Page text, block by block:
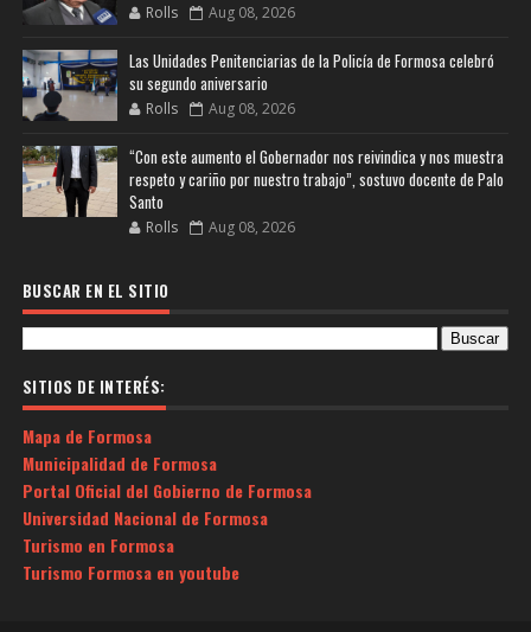
Rolls Aug 08, 2026
Las Unidades Penitenciarias de la Policía de Formosa celebró
su segundo aniversario
Rolls Aug 08, 2026
“Con este aumento el Gobernador nos reivindica y nos muestra
respeto y cariño por nuestro trabajo”, sostuvo docente de Palo
Santo
Rolls Aug 08, 2026
BUSCAR EN EL SITIO
SITIOS DE INTERÉS:
Mapa de Formosa
Municipalidad de Formosa
Portal Oficial del Gobierno de Formosa
Universidad Nacional de Formosa
Turismo en Formosa
Turismo Formosa en youtube